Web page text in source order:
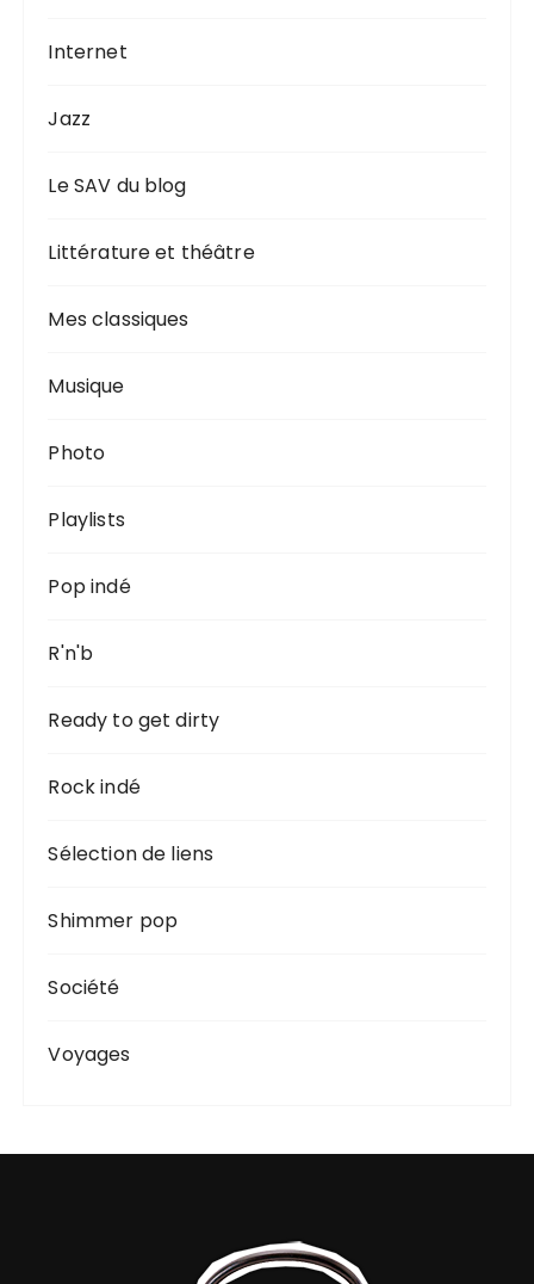
Internet
Jazz
Le SAV du blog
Littérature et théâtre
Mes classiques
Musique
Photo
Playlists
Pop indé
R'n'b
Ready to get dirty
Rock indé
Sélection de liens
Shimmer pop
Société
Voyages